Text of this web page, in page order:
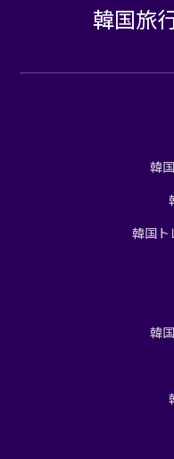
韓国旅
韓
韓国ト
韓